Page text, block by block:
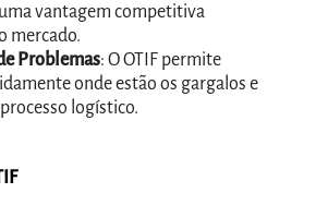
vantagem competitiva
mercado.
Problemas: O OTIF permite
onde estão os gargalos e
logístico.